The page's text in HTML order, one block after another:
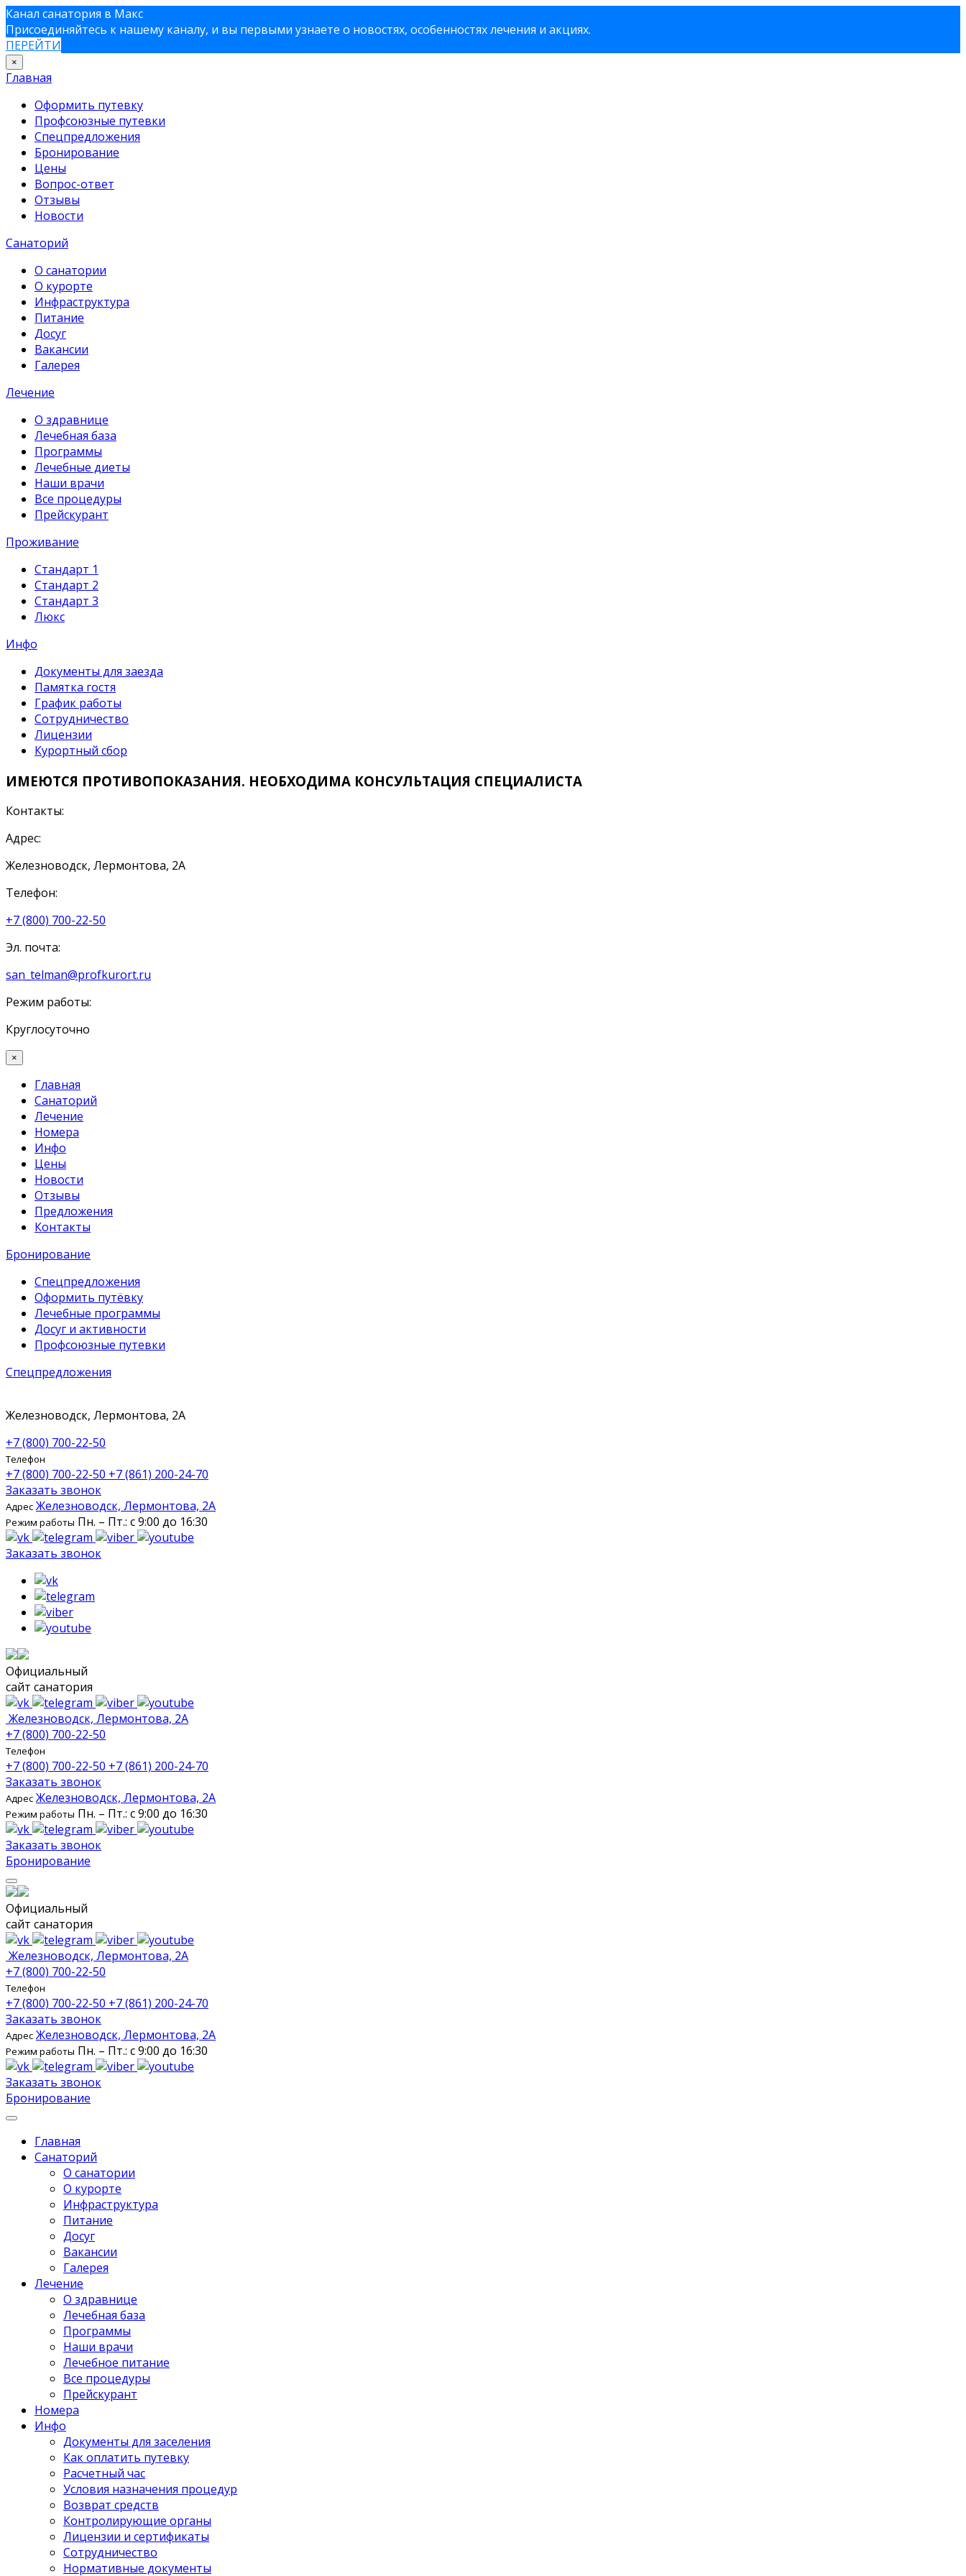
Канал санатория в Макс
Присоединяйтесь к нашему каналу, и вы первыми узнаете о новостях, особенностях лечения и акциях.
ПЕРЕЙТИ
×
Главная
Оформить путевку
Профсоюзные путевки
Спецпредложения
Бронирование
Цены
Вопрос-ответ
Отзывы
Новости
Санаторий
О санатории
О курорте
Инфраструктура
Питание
Досуг
Вакансии
Галерея
Лечение
О здравнице
Лечебная база
Программы
Лечебные диеты
Наши врачи
Все процедуры
Прейскурант
Проживание
Стандарт 1
Стандарт 2
Стандарт 3
Люкс
Инфо
Документы для заезда
Памятка гостя
График работы
Сотрудничество
Лицензии
Курортный сбор
ИМЕЮТСЯ ПРОТИВОПОКАЗАНИЯ. НЕОБХОДИМА КОНСУЛЬТАЦИЯ СПЕЦИАЛИСТА
Контакты:
Адрес:
Железноводск, Лермонтова, 2А
Телефон:
+7 (800) 700-22-50
Эл. почта:
san_telman@profkurort.ru
Режим работы:
Круглосуточно
×
Главная
Санаторий
Лечение
Номера
Инфо
Цены
Новости
Отзывы
Предложения
Контакты
Бронирование
Спецпредложения
Оформить путёвку
Лечебные программы
Досуг и активности
Профсоюзные путевки
Спецпредложения
Железноводск, Лермонтова, 2А
+7 (800) 700-22-50
Телефон
+7 (800) 700-22-50 +7 (861) 200-24-70
Заказать звонок
Адрес Железноводск, Лермонтова, 2А
Режим работы Пн. – Пт.: с 9:00 до 16:30
Заказать звонок
Официальный
сайт санатория
Железноводск, Лермонтова, 2А
+7 (800) 700-22-50
Телефон
+7 (800) 700-22-50 +7 (861) 200-24-70
Заказать звонок
Адрес Железноводск, Лермонтова, 2А
Режим работы Пн. – Пт.: с 9:00 до 16:30
Заказать звонок
Бронирование
Официальный
сайт санатория
Железноводск, Лермонтова, 2А
+7 (800) 700-22-50
Телефон
+7 (800) 700-22-50 +7 (861) 200-24-70
Заказать звонок
Адрес Железноводск, Лермонтова, 2А
Режим работы Пн. – Пт.: с 9:00 до 16:30
Заказать звонок
Бронирование
Главная
Санаторий
О санатории
О курорте
Инфраструктура
Питание
Досуг
Вакансии
Галерея
Лечение
О здравнице
Лечебная база
Программы
Наши врачи
Лечебное питание
Все процедуры
Прейскурант
Номера
Инфо
Документы для заселения
Как оплатить путевку
Расчетный час
Условия назначения процедур
Возврат средств
Контролирующие органы
Лицензии и сертификаты
Сотрудничество
Нормативные документы